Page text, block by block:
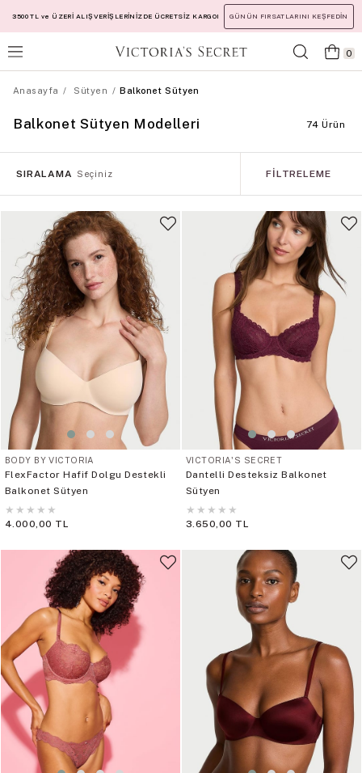
3500 TL ve ÜZERİ ALIŞVERİŞLERİNİZDE ÜCRETSİZ KARGO! GÜNÜN FIRSATLARINI KEŞFEDİN
0
Anasayfa Sütyen Balkonet Sütyen
Balkonet Sütyen Modelleri 74 Ürün
FILTRELEME
SIRALAMA Seçiniz
BODY BY VICTORIA
FlexFactor Hafif Dolgu Destekli
Balkonet Sütyen
★ ★ ★ ★ ★
4.000,00 TL
VICTORIA'S SECRET
Dantelli Desteksiz Balkonet
Sütyen
★ ★ ★ ★ ★
3.650,00 TL